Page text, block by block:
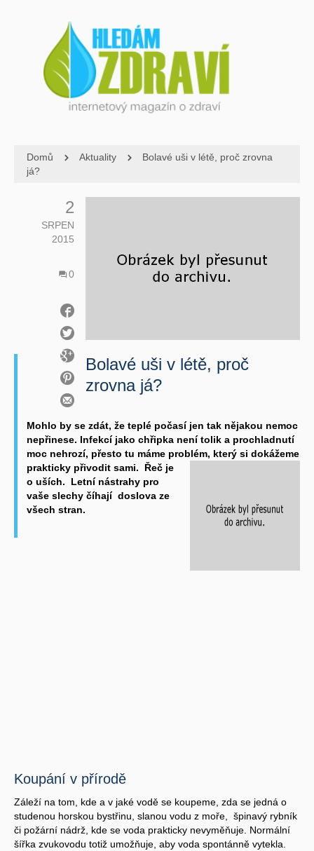
Domů Aktuality
Bolavé uši v létě, proč zrovna
já?
2
SRPEN
2015
0
Bolavé uši v létě, proč
zrovna já?
Mohlo by se zdát, že teplé počasí jen tak nějakou nemoc
nepřinese. Infekcí jako chřipka není tolik a prochladnutí
moc nehrozí, přesto tu máme problém, který si dokážeme
prakticky přivodit sami. Řeč je
o uších. Letní nástrahy pro
vaše slechy číhají doslova ze
všech stran.
Koupání v přírodě
Záleží na tom, kde a v jaké vodě se koupeme, zda se jedná o
studenou horskou bystřinu, slanou vodu z moře, špinavý rybník
či požární nádrž, kde se voda prakticky nevyměňuje. Normální
šířka zvukovodu totiž umožňuje, aby voda spontánně vytekla.